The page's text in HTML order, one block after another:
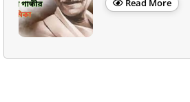
Read More